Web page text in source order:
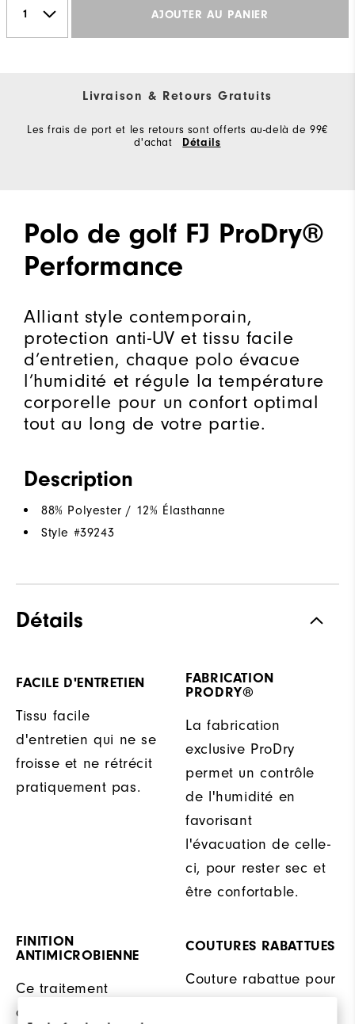
AJOUTER AU PANIER
Livraison & Retours Gratuits
Les frais de port et les retours sont offerts au-delà de 99€
d'achat
Détails
Polo de golf FJ ProDry®
Performance
Alliant style contemporain,
protection anti-UV et tissu facile
d’entretien, chaque polo évacue
l’humidité et régule la température
corporelle pour un confort optimal
tout au long de votre partie.
Description
88% Polyester / 12% Élasthanne
Style #39243
Détails
FACILE D'ENTRETIEN
Tissu facile
d'entretien qui ne se
froisse et ne rétrécit
pratiquement pas.
FABRICATION
PRODRY®
La fabrication
exclusive ProDry
permet un contrôle
de l'humidité en
favorisant
l'évacuation de celle-
ci, pour rester sec et
être confortable.
FINITION
ANTIMICROBIENNE
Ce traitement
antimicrobien limite
COUTURES RABATTUES
Couture rabattue pour